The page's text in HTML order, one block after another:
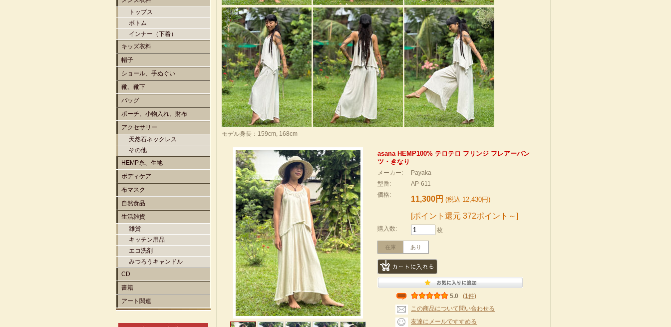
トップス
ボトム
インナー（下着）
キッズ衣料
帽子
ショール、手ぬぐい
靴、靴下
バッグ
ポーチ、小物入れ、財布
アクセサリー
天然石ネックレス
その他
HEMP糸、生地
ボディケア
布マスク
自然食品
生活雑貨
雑貨
キッチン用品
エコ洗剤
みつろうキャンドル
CD
書籍
アート関連
モデル身長：159cm, 168cm
asana HEMP100% テロテロ フリンジ フレアーパン
ツ・きなり
メーカー:
Payaka
型番:
AP-611
価格:
11,300円 (税込 12,430円)
[ポイント還元 372ポイント～]
購入数: 枚
在庫 あり
5.0
(1件)
この商品について問い合わせる
友達にメールですすめる